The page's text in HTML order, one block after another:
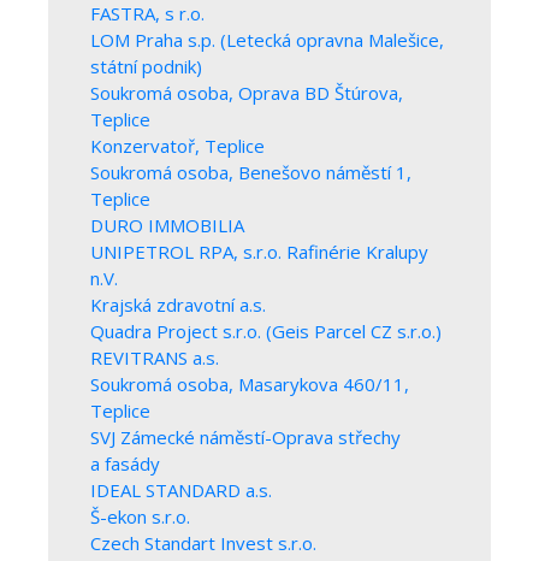
FASTRA, s r.o.
LOM Praha s.p. (Letecká opravna Malešice,
státní podnik)
Soukromá osoba, Oprava BD Štúrova,
Teplice
Konzervatoř, Teplice
Soukromá osoba, Benešovo náměstí 1,
Teplice
DURO IMMOBILIA
UNIPETROL RPA, s.r.o. Rafinérie Kralupy
n.V.
Krajská zdravotní a.s.
Quadra Project s.r.o. (Geis Parcel CZ s.r.o.)
REVITRANS a.s.
Soukromá osoba, Masarykova 460/11,
Teplice
SVJ Zámecké náměstí-Oprava střechy
a fasády
IDEAL STANDARD a.s.
Š-ekon s.r.o.
Czech Standart Invest s.r.o.